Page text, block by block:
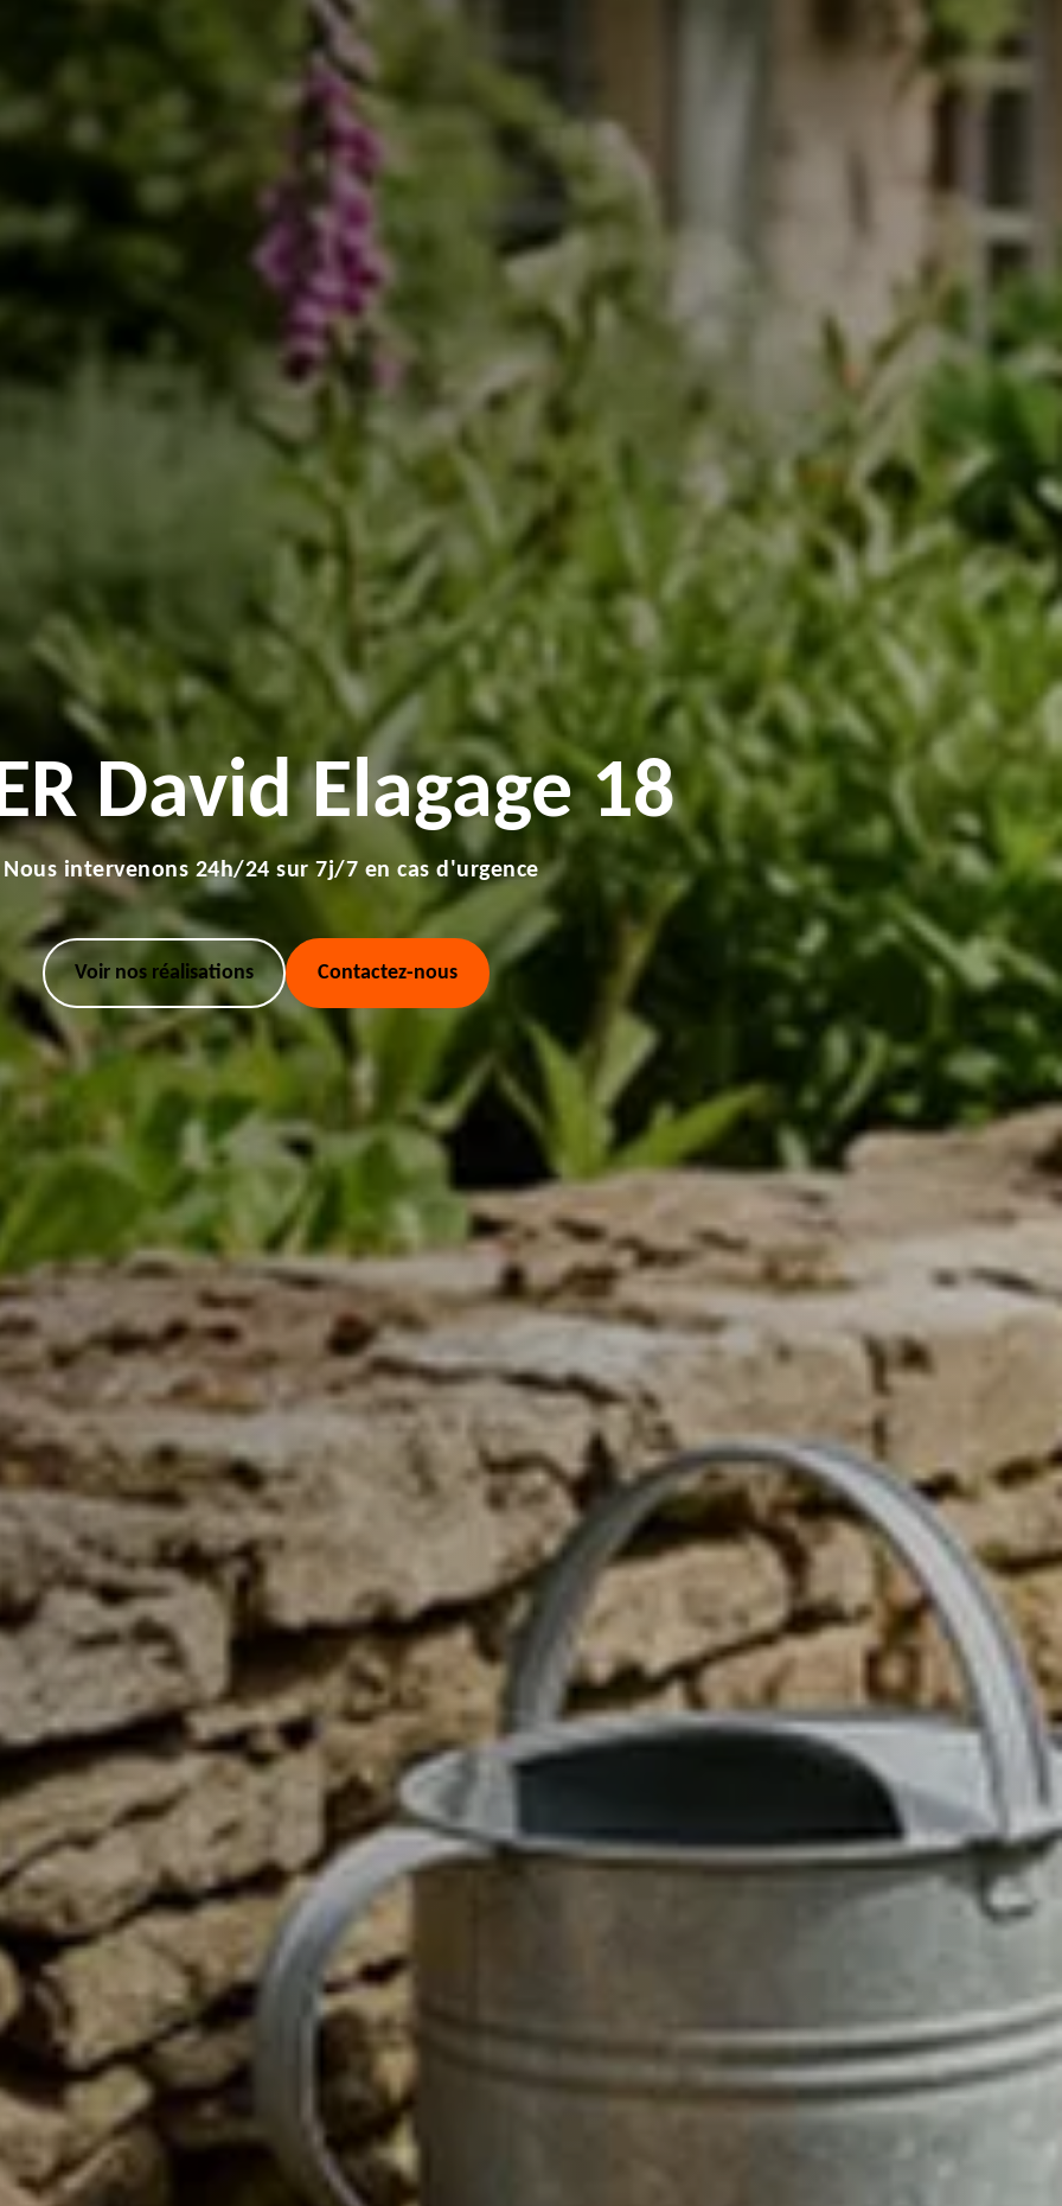
David Elagage 18
Nous intervenons 24h/24 sur 7j/7 en cas d'urgence
Voir nos réalisations Contactez-nous